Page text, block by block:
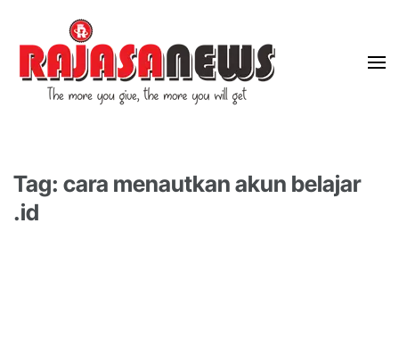
Tag: cara menautkan akun belajar
.id